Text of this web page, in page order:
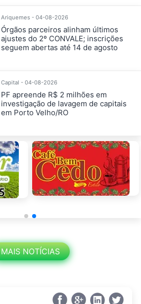
Ariquemes - 04-08-2026
Órgãos parceiros alinham últimos
ajustes do 2º CONVALE; inscrições
seguem abertas até 14 de agosto
Capital - 04-08-2026
PF apreende R$ 2 milhões em
investigação de lavagem de capitais
em Porto Velho/RO
MAIS NOTÍCIAS